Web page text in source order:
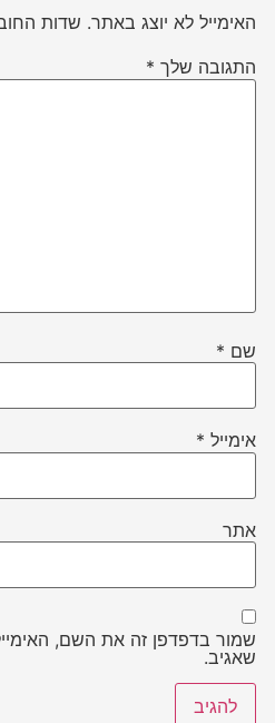
האימייל לא יוצג באתר. שדות
התגובה שלך *
שם *
אימייל *
אתר
שמור בדפדפן זה את השם,
שאגיב.